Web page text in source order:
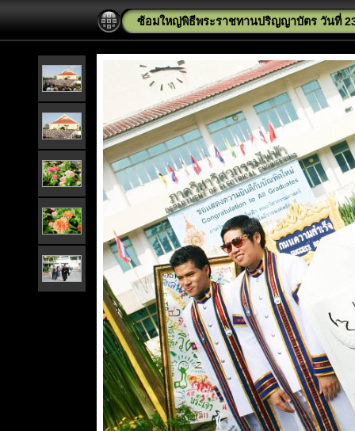
ซ้อมใหญ่พิธีพระราชทานปริญญาบัตร วันที่